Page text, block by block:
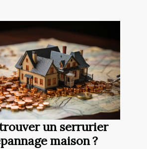
un serrurier
maison ?